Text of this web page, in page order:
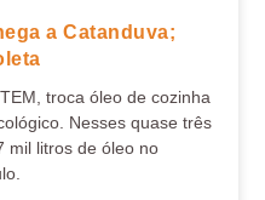
a Catanduva;
troca óleo de cozinha
Nesses quase três
mil litros de óleo no